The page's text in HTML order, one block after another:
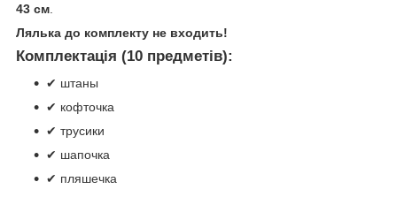
43 см
Лялька до комплекту не входить!
Комплектація (10 предметів):
✔ штаны
✔ кофточка
✔ трусики
✔ шапочка
✔ пляшечка